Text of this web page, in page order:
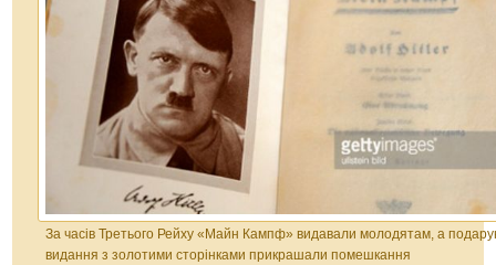
За часів Третього Рейху «Майн Кампф» видавали молодятам, а
видання з золотими сторінками прикрашали помешкання